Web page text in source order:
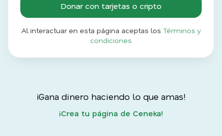
Donar con tarjetas o cripto
Al interactuar en esta página aceptas los Términos y
condiciones
¡Gana dinero haciendo lo que amas!
¡Crea tu página de Ceneka!